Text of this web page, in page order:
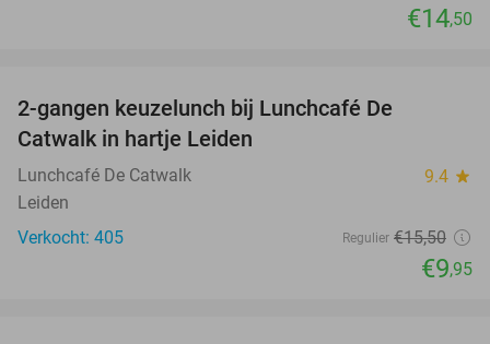
€14,50
2-gangen keuzelunch bij Lunchcafé De
Catwalk in hartje Leiden
Lunchcafé De Catwalk 9.4 star
Leiden
Verkocht: 405
Regulier €15,50
€9,95